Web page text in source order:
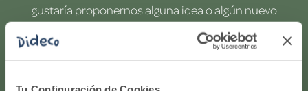
gustaría proponernos alguna idea o algún nuevo
producto? ¿Has realizado un pedido y quieres saber si
todo va viento en popa? Ponte en contacto con
nosotros.